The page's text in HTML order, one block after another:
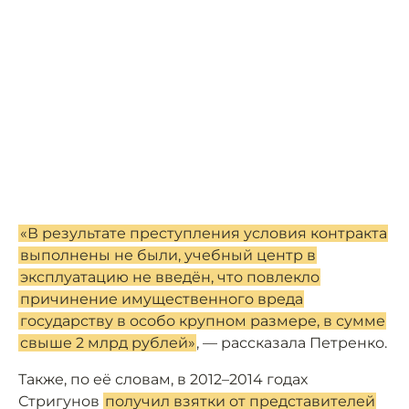
«В результате преступления условия контракта
выполнены не были, учебный центр в
эксплуатацию не введён, что повлекло
причинение имущественного вреда
государству в особо крупном размере, в сумме
свыше 2 млрд рублей», — рассказала Петренко.
Также, по её словам, в 2012–2014 годах
Стригунов получил взятки от представителей